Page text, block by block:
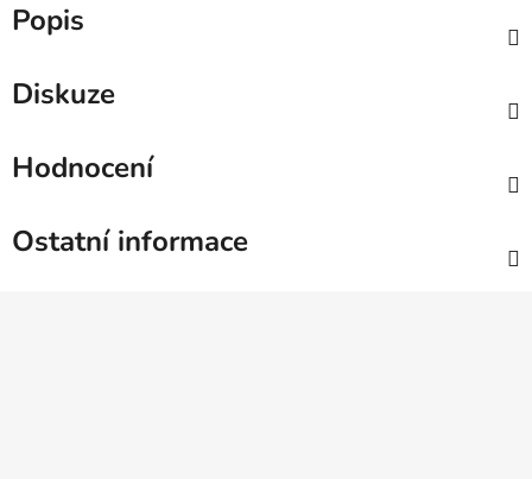
Popis
Diskuze
Hodnocení
Ostatní informace